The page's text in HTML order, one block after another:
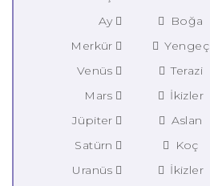
Ay
Boğa
Merkür
Yengeç
Venüs
Terazi
Mars
İkizler
Jüpiter
Aslan
Satürn
Koç
Uranüs
İkizler